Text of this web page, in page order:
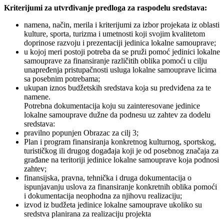
Kriterijumi za utvrđivanje predloga za raspodelu sredstava:
namena, način, merila i kriterijumi za izbor projekata iz oblasti
kulture, sporta, turizma i umetnosti koji svojim kvalitetom
doprinose razvoju i prezentaciji jedinica lokalne samouprave;
u kojoj meri postoji potreba da se pruži pomoć jedinici lokalne
samouprave za finansiranje različitih oblika pomoći u cilju
unapređenja pristupačnosti usluga lokalne samouprave licima
sa posebnim potrebama;
ukupan iznos budžetskih sredstava koja su predviđena za te
namene.
Potrebna dokumentacija koju su zainteresovane jedinice
lokalne samouprave dužne da podnesu uz zahtev za dodelu
sredstava:
pravilno popunjen Obrazac za cilj 3;
Plan i program finansiranja konkretnog kulturnog, sportskog,
turističkog ili drugog događaja koji je od posebnog značaja za
građane na teritoriji jedinice lokalne samouprave koja podnosi
zahtev;
finansijska, pravna, tehnička i druga dokumentacija o
ispunjavanju uslova za finansiranje konkretnih oblika pomoći
i dokumentacija neophodna za njihovu realizaciju;
izvod iz budžeta jedinice lokalne samouprave ukoliko su
sredstva planirana za realizaciju projekta